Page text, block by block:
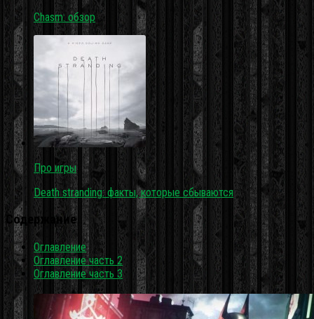
Chasm: обзор
Про игры
Death stranding: факты, которые сбываются
Содержание
Оглавление
Оглавление часть 2
Оглавление часть 3